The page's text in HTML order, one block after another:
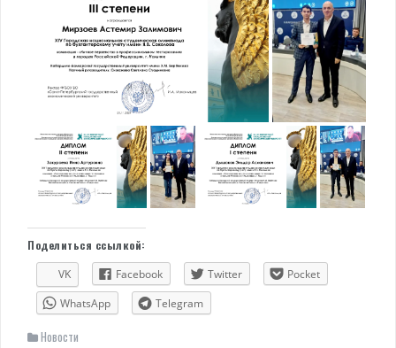
Поделиться ссылкой:
VK
Facebook Twitter
Pocket
WhatsApp
Telegram
Новости